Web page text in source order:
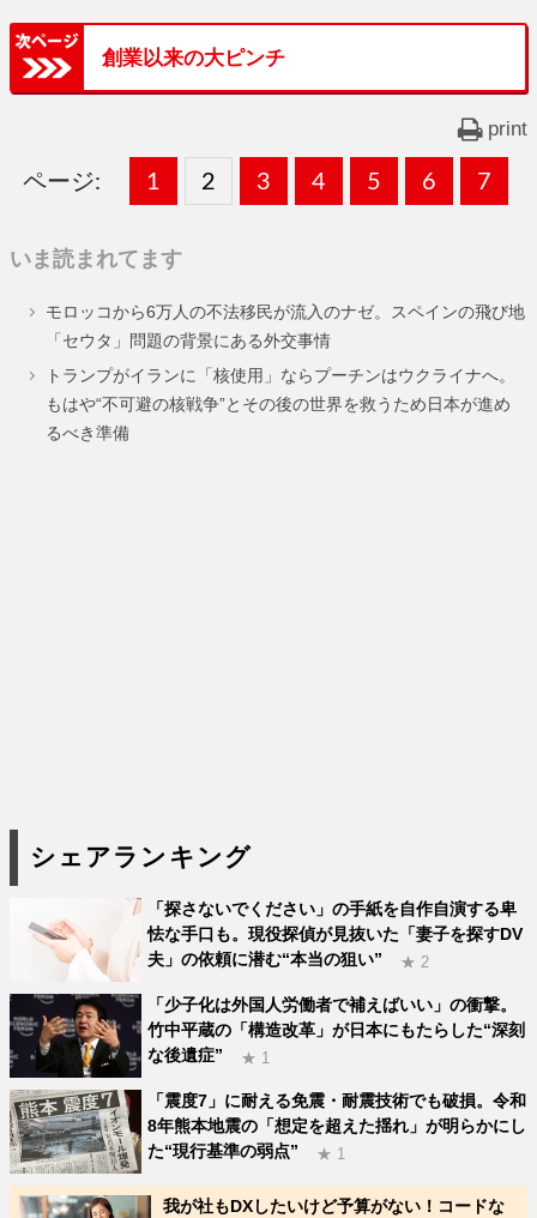
創業以来の大ピンチ
print
ページ:
固
ー
ジ
1 ,
固
ー
ジ
2 ,
固
ー
ジ
3 ,
固
ー
ジ
4 ,
固
ー
ジ
5 ,
固
ー
ジ
6 ,
固
ー
ジ
7
いま読まれてます
モロッコから6万人の不法移民が流入のナゼ。スペインの飛び地
「セウタ」問題の背景にある外交事情
トランプがイランに「核使用」ならプーチンはウクライナへ。
もはや“不可避の核戦争”とその後の世界を救うため日本が進め
るべき準備
シェアランキング
「探さないでください」の手紙を自作自演する卑
怯な手口も。現役探偵が見抜いた「妻子を探すDV
夫」の依頼に潜む“本当の狙い”
★ 2
「少子化は外国人労働者で補えばいい」の衝撃。
竹中平蔵の「構造改革」が日本にもたらした“深刻
な後遺症”
★ 1
「震度7」に耐える免震・耐震技術でも破損。令和
8年熊本地震の「想定を超えた揺れ」が明らかにし
た“現行基準の弱点”
★ 1
我が社もDXしたいけど予算がない！コードな